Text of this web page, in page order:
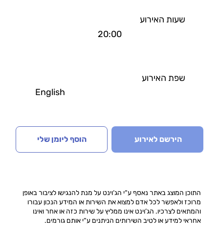
הוסף ליומן שלי הירשם לאירוע
שעות האירוע
20:00
שפת האירוע
English
התוכן המוצג באתר נאסף ע“י הג‘וינט על מנת להנגישו לציבור באופן
מרוכז ולאפשר לכל אדם למצוא את השירות או המידע הנכון עבורו
והמתאים לצרכיו. הג’וינט אינו ממליץ על שירות כזה או אחר ואינו
אחראי למידע או לטיב השירותים הניתנים ע“י אותם גורמים.